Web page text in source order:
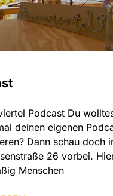
Podcast Du
deinen eigenen
Dann schau doch
26 vorbei.
Menschen